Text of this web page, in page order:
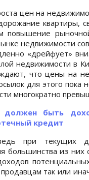
цен на
квартиры,
повышение
недвижимости
«дрейфует»
недвижимости в
что цены на
для этого
многократно
должен быть
кредит
при текущих
большинства из них
так или